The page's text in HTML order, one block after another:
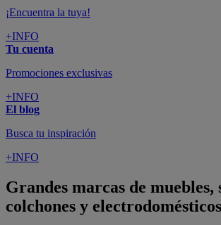
¡Encuentra la tuya!
+INFO
Tu cuenta
Promociones exclusivas
+INFO
El blog
Busca tu inspiración
+INFO
Grandes marcas de muebles,
colchones y electrodomésticos